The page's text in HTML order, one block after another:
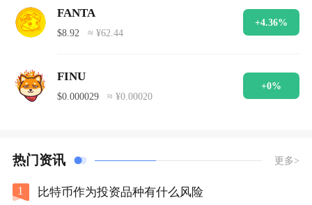
FANTA
$8.92 ≈ ¥62.44
+4.36%
FINU
$0.000029 ≈ ¥0.00020
+0%
热门资讯 更多>
1 比特币作为投资品种有什么风险